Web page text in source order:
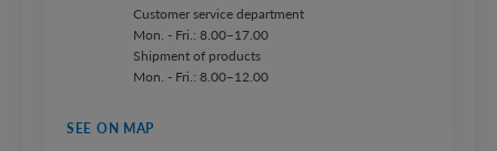
Customer service department
Mon. - Fri.: 8.00–17.00
Shipment of products
Mon. - Fri.: 8.00–12.00
SEE ON MAP